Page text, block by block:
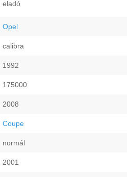
eladó
Opel
calibra
1992
175000
2008
Coupe
normál
2001